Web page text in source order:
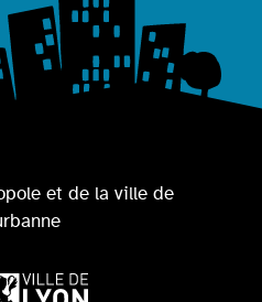
et de la ville de